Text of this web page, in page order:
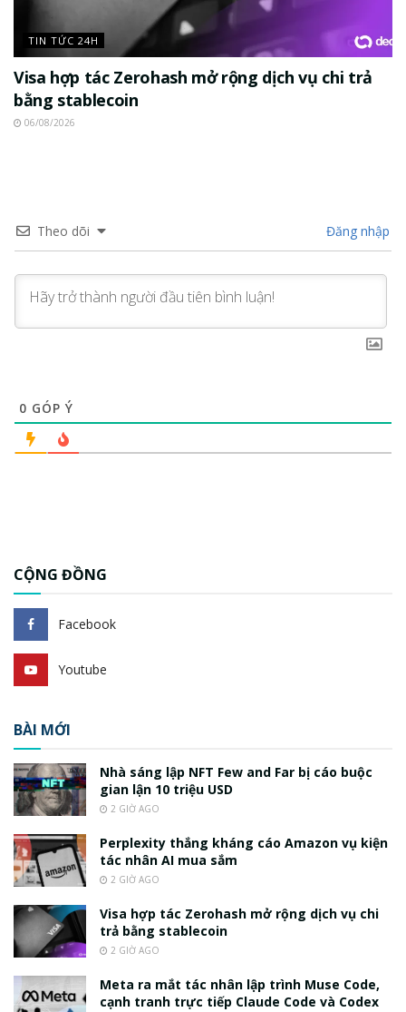
TIN TỨC 24H
Visa hợp tác Zerohash mở rộng dịch vụ chi trả
bằng stablecoin
06/08/2026
Theo dõi Đăng nhập
0 GÓP Ý
CỘNG ĐỒNG
Facebook
Youtube
BÀI MỚI
Nhà sáng lập NFT Few and Far bị cáo buộc
gian lận 10 triệu USD
2 GIỜ AGO
Perplexity thắng kháng cáo Amazon vụ kiện
tác nhân AI mua sắm
2 GIỜ AGO
Visa hợp tác Zerohash mở rộng dịch vụ chi
trả bằng stablecoin
2 GIỜ AGO
Meta ra mắt tác nhân lập trình Muse Code,
cạnh tranh trực tiếp Claude Code và Codex